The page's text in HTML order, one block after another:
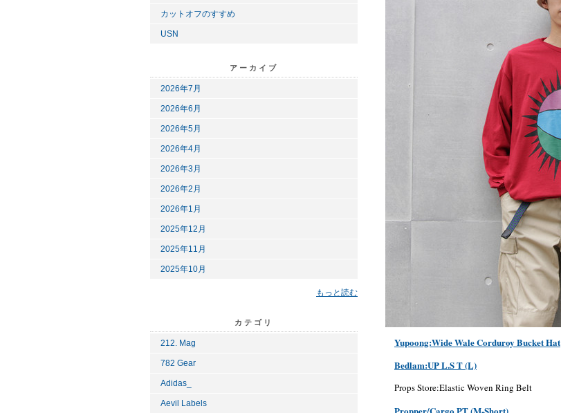
カットオフのすすめ
USN
アーカイブ
2026年7月
2026年6月
2026年5月
2026年4月
2026年3月
2026年2月
2026年1月
2025年12月
2025年11月
2025年10月
もっと読む
カテゴリ
212. Mag
782 Gear
Adidas_
Aevil Labels
Yupoong:Wide Wale Corduroy Bucket Hat
Bedlam:UP L.S T (L)
Props Store:Elastic Woven Ring Belt